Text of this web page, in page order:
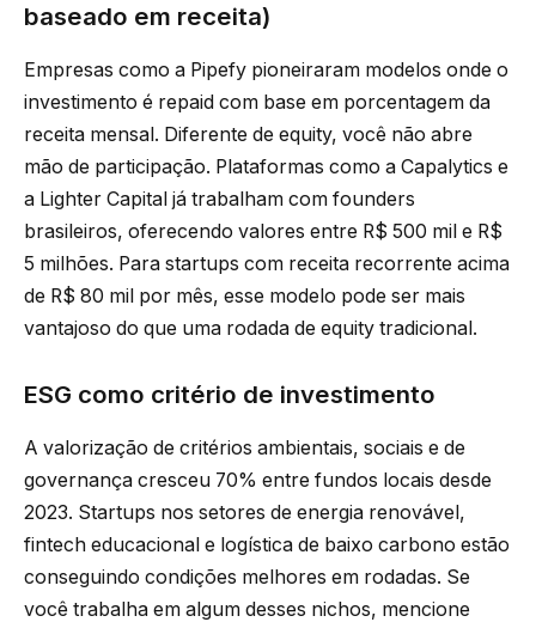
baseado em receita)
Empresas como a Pipefy pioneiraram modelos onde o
investimento é repaid com base em porcentagem da
receita mensal. Diferente de equity, você não abre
mão de participação. Plataformas como a Capalytics e
a Lighter Capital já trabalham com founders
brasileiros, oferecendo valores entre R$ 500 mil e R$
5 milhões. Para startups com receita recorrente acima
de R$ 80 mil por mês, esse modelo pode ser mais
vantajoso do que uma rodada de equity tradicional.
ESG como critério de investimento
A valorização de critérios ambientais, sociais e de
governança cresceu 70% entre fundos locais desde
2023. Startups nos setores de energia renovável,
fintech educacional e logística de baixo carbono estão
conseguindo condições melhores em rodadas. Se
você trabalha em algum desses nichos, mencione